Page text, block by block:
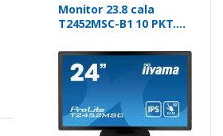
Monitor 23.8 cala
T2452MSC-B1 10 PKT.